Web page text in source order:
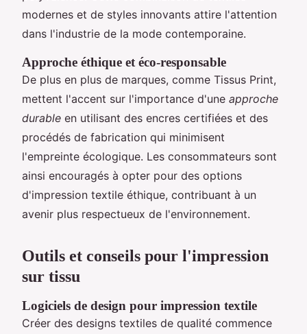
modernes et de styles innovants attire l'attention
dans l'industrie de la mode contemporaine.
Approche éthique et éco-responsable
De plus en plus de marques, comme Tissus Print,
mettent l'accent sur l'importance d'une approche
durable en utilisant des encres certifiées et des
procédés de fabrication qui minimisent
l'empreinte écologique. Les consommateurs sont
ainsi encouragés à opter pour des options
d'impression textile éthique, contribuant à un
avenir plus respectueux de l'environnement.
Outils et conseils pour l'impression
sur tissu
Logiciels de design pour impression textile
Créer des designs textiles de qualité commence